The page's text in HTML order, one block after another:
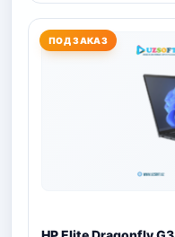
ПОД ЗАКАЗ